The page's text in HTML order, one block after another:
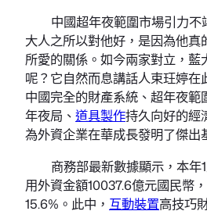
中國超年夜範圍市場引力
大人之所以對他好，是因為他真
所愛的關係。如今兩家對立，
呢？它自然而息講話人束玨婷在
中國完全的財產系統、超年夜
年夜局、 道具製作持久向好的經
為外資企業在華成長發明了傑出
商務部最新數據顯示，本年
用外資金額10037.6億元國民幣
15.6%。此中， 互動裝置高技巧